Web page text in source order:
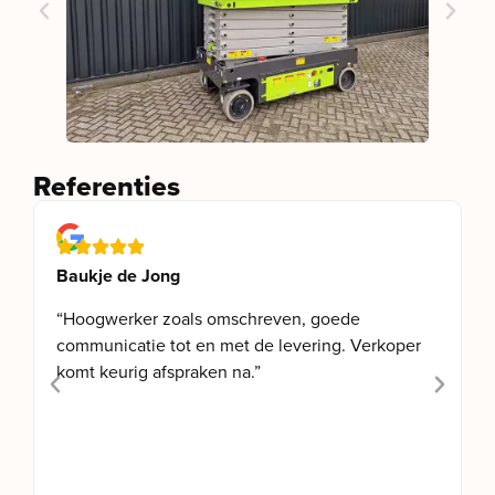
Referenties
Baukje de Jong
“Hoogwerker zoals omschreven, goede
communicatie tot en met de levering. Verkoper
komt keurig afspraken na.”